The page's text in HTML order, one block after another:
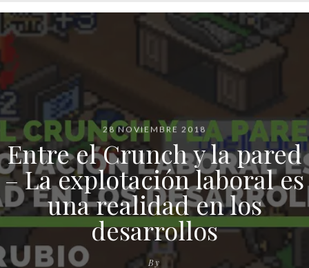
28 NOVIEMBRE 2018
Entre el Crunch y la pared
– La explotación laboral es
una realidad en los
desarrollos
By